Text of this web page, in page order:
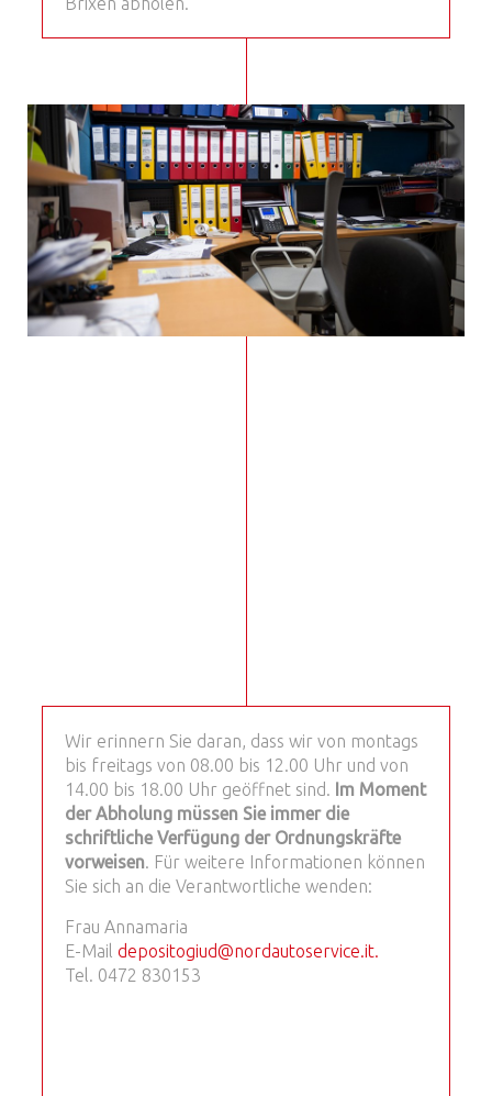
Wir erinnern Sie daran, dass wir von montags
bis freitags von 08.00 bis 12.00 Uhr und von
14.00 bis 18.00 Uhr geöffnet sind. Im Moment
der Abholung müssen Sie immer die
schriftliche Verfügung der Ordnungskräfte
vorweisen. Für weitere Informationen können
Sie sich an die Verantwortliche wenden:
Frau Annamaria
E-Mail depositogiud@nordautoservice.it.
Tel. 0472 830153